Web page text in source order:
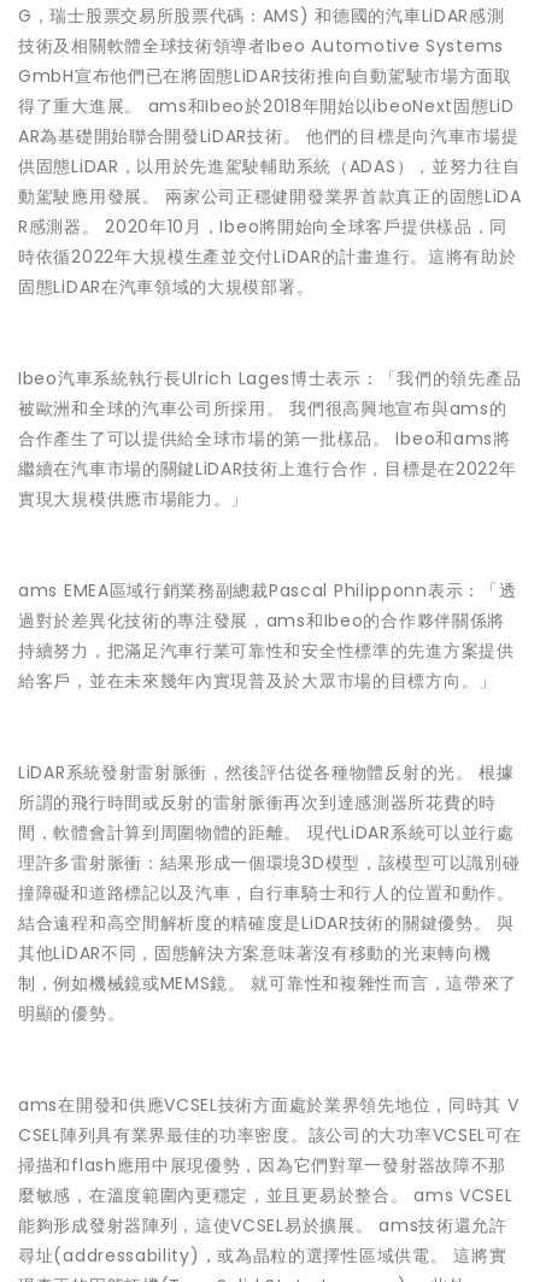
G，瑞士股票交易所股票代碼：AMS) 和德國的汽車LiDAR感測
技術及相關軟體全球技術領導者Ibeo Automotive Systems
GmbH宣布他們已在將固態LiDAR技術推向自動駕駛市場方面取
得了重大進展。 ams和Ibeo於2018年開始以ibeoNext固態LiD
AR為基礎開始聯合開發LiDAR技術。 他們的目標是向汽車市場提
供固態LiDAR，以用於先進駕駛輔助系統（ADAS），並努力往自
動駕駛應用發展。 兩家公司正穩健開發業界首款真正的固態LiDA
R感測器。 2020年10月，Ibeo將開始向全球客戶提供樣品，同
時依循2022年大規模生產並交付LiDAR的計畫進行。這將有助於
固態LiDAR在汽車領域的大規模部署。
Ibeo汽車系統執行長Ulrich Lages博士表示：「我們的領先產品
被歐洲和全球的汽車公司所採用。 我們很高興地宣布與ams的
合作產生了可以提供給全球市場的第一批樣品。 Ibeo和ams將
繼續在汽車市場的關鍵LiDAR技術上進行合作，目標是在2022年
實現大規模供應市場能力。」
ams EMEA區域行銷業務副總裁Pascal Philipponn表示：「透
過對於差異化技術的專注發展，ams和Ibeo的合作夥伴關係將
持續努力，把滿足汽車行業可靠性和安全性標準的先進方案提供
給客戶，並在未來幾年內實現普及於大眾市場的目標方向。」
LiDAR系統發射雷射脈衝，然後評估從各種物體反射的光。 根據
所謂的飛行時間或反射的雷射脈衝再次到達感測器所花費的時
間，軟體會計算到周圍物體的距離。 現代LiDAR系統可以並行處
理許多雷射脈衝：結果形成一個環境3D模型，該模型可以識別碰
撞障礙和道路標記以及汽車，自行車騎士和行人的位置和動作。
結合遠程和高空間解析度的精確度是LiDAR技術的關鍵優勢。 與
其他LiDAR不同，固態解決方案意味著沒有移動的光束轉向機
制，例如機械鏡或MEMS鏡。 就可靠性和複雜性而言，這帶來了
明顯的優勢。
ams在開發和供應VCSEL技術方面處於業界領先地位，同時其 V
CSEL陣列具有業界最佳的功率密度。該公司的大功率VCSEL可在
掃描和flash應用中展現優勢，因為它們對單一發射器故障不那
麼敏感，在溫度範圍內更穩定，並且更易於整合。 ams VCSEL
能夠形成發射器陣列，這使VCSEL易於擴展。 ams技術還允許
尋址(addressability)，或為晶粒的選擇性區域供電。 這將實